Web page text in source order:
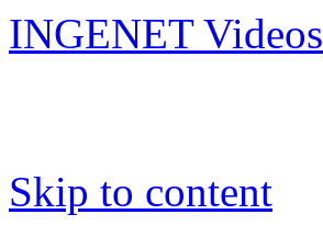
INGENET Videos
Skip to content